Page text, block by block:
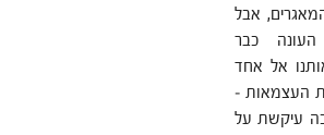
אבל
כבר
אל אחד
העצמאות –
כה עיקשת על